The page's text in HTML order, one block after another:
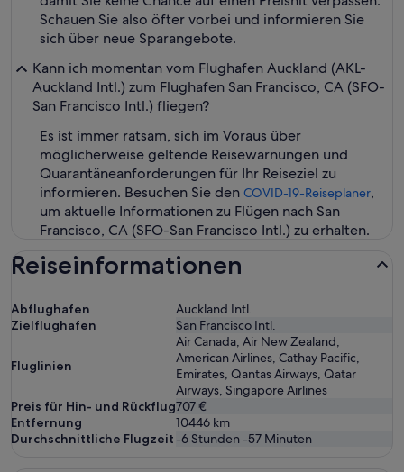
Schauen Sie also öfter vorbei und informieren Sie
sich über neue Sparangebote.
Kann ich momentan vom Flughafen Auckland (AKL-
Auckland Intl.) zum Flughafen San Francisco, CA (SFO-
San Francisco Intl.) fliegen?
Es ist immer ratsam, sich im Voraus über
möglicherweise geltende Reisewarnungen und
Quarantäneanforderungen für Ihr Reiseziel zu
informieren. Besuchen Sie den COVID-19-Reiseplaner,
um aktuelle Informationen zu Flügen nach San
Francisco, CA (SFO-San Francisco Intl.) zu erhalten.
Reiseinformationen
Abflughafen
Auckland Intl.
Zielflughafen
San Francisco Intl.
Fluglinien
Air Canada, Air New Zealand,
American Airlines, Cathay Pacific,
Emirates, Qantas Airways, Qatar
Airways, Singapore Airlines
Preis für Hin- und Rückflug707 €
Entfernung
10446 km
Durchschnittliche Flugzeit -6 Stunden -57 Minuten